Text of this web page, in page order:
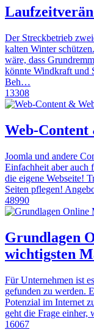
Der Streckbetrieb
kalten Winter
wäre, dass
könnte Windkraft und
Beh…
13308
Web-Content
Joomla und andere
Einfachheit aber auch
die eigene Webseite!
Seiten pflegen!
48990
Grundlagen
wichtigsten
Für Unternehmen ist
gefunden zu werden.
Potenzial im Internet
geht die Frage
16067